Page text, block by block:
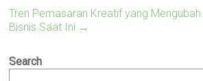
Tren Pemasaran Kreatif yang
Bisnis Saat Ini →
Search